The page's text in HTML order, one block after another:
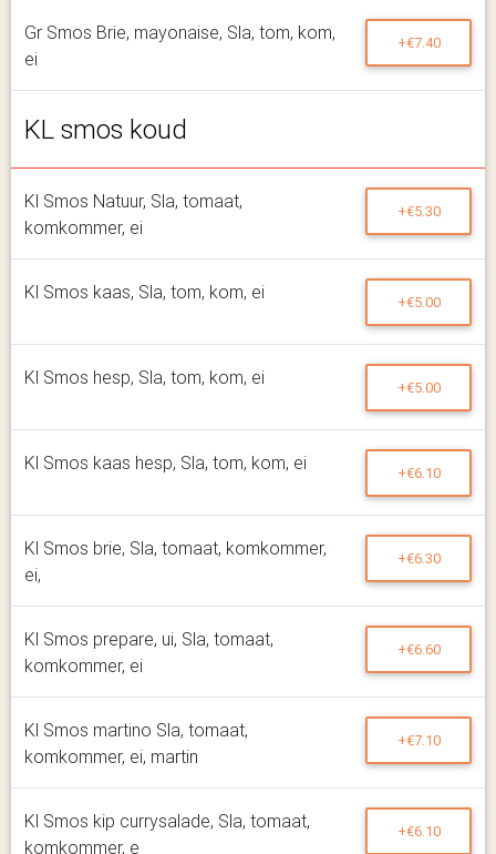
Gr Smos Brie, mayonaise, Sla, tom, kom,
ei
+€7.40
KL smos koud
Kl Smos Natuur, Sla, tomaat,
komkommer, ei
+€5.30
Kl Smos kaas, Sla, tom, kom, ei +€5.00
Kl Smos hesp, Sla, tom, kom, ei +€5.00
Kl Smos kaas hesp, Sla, tom, kom, ei +€6.10
Kl Smos brie, Sla, tomaat, komkommer,
ei,
+€6.30
Kl Smos prepare, ui, Sla, tomaat,
komkommer, ei
+€6.60
Kl Smos martino Sla, tomaat,
komkommer, ei, martin
+€7.10
Kl Smos kip currysalade, Sla, tomaat,
komkommer, e
+€6.10